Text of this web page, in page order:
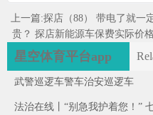
上一篇:探店（88） 带电了就一
贵？ 探店新能源车保费实际价格
星空体育平台app
武警巡逻车警车治安巡逻车
法治在线丨“别急我护着您！”